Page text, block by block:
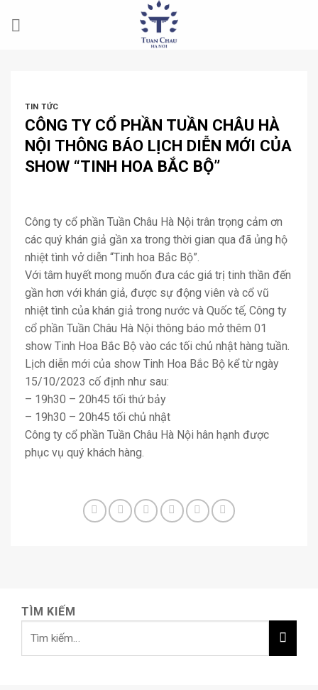
TIN TỨC
CÔNG TY CỔ PHẦN TUẦN CHÂU HÀ
NỘI THÔNG BÁO LỊCH DIỄN MỚI CỦA
SHOW “TINH HOA BẮC BỘ”
Công ty cổ phần Tuần Châu Hà Nội trân trọng cảm ơn
các quý khán giả gần xa trong thời gian qua đã ủng hộ
nhiệt tình vở diễn “Tinh hoa Bắc Bộ”.
Với tâm huyết mong muốn đưa các giá trị tinh thần đến
gần hơn với khán giả, được sự động viên và cổ vũ
nhiệt tình của khán giả trong nước và Quốc tế, Công ty
cổ phần Tuần Châu Hà Nội thông báo mở thêm 01
show Tinh Hoa Bắc Bộ vào các tối chủ nhật hàng tuần.
Lịch diễn mới của show Tinh Hoa Bắc Bộ kể từ ngày
15/10/2023 cố định như sau:
– 19h30 – 20h45 tối thứ bảy
– 19h30 – 20h45 tối chủ nhật
Công ty cổ phần Tuần Châu Hà Nội hân hạnh được
phục vụ quý khách hàng.
TÌM KIẾM